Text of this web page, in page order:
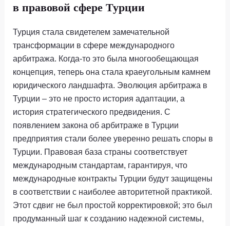
в правовой сфере Турции
Турция стала свидетелем замечательной
трансформации в сфере международного
арбитража. Когда-то это была многообещающая
концепция, теперь она стала краеугольным камнем
юридического ландшафта. Эволюция арбитража в
Турции – это не просто история адаптации, а
история стратегического предвидения. С
появлением закона об арбитраже в Турции
предприятия стали более уверенно решать споры в
Турции. Правовая база страны соответствует
международным стандартам, гарантируя, что
международные контракты Турции будут защищены
в соответствии с наиболее авторитетной практикой.
Этот сдвиг не был простой корректировкой; это был
продуманный шаг к созданию надежной системы,